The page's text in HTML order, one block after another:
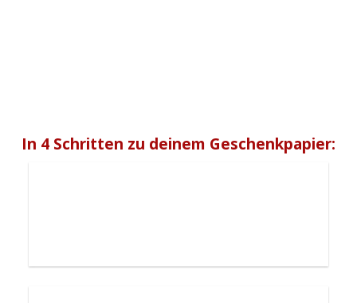
In 4 Schritten zu deinem Geschenkpapier: